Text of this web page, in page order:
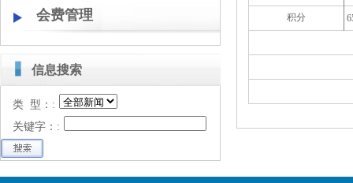
会费管理
信息搜索
类 型：:
关键字：:
积分